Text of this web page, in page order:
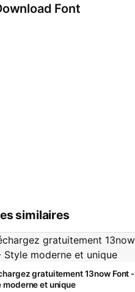
Font
similaires
gratuitement 13now Font -
moderne et unique